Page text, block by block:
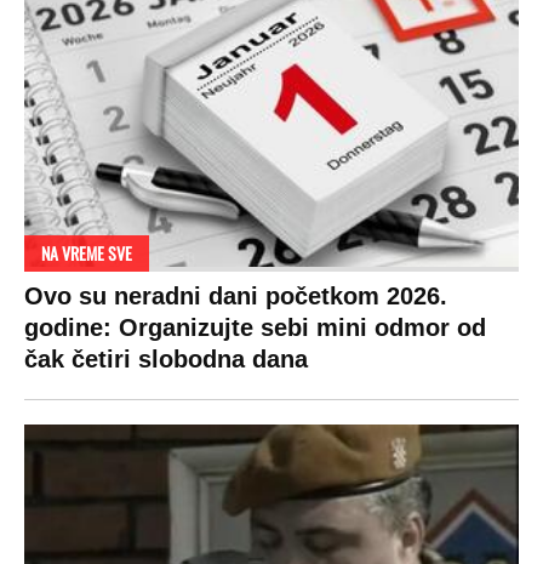
DRAMA ZBOG LJUBAVNE PRIČE
Zbog svadbe trudne Srpkinje i Albanca
proradio nacionalizam! Popljuvali ih samo
tako: "Ti si svoje srpsko izdala"